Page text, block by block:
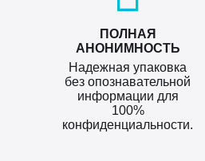
ПОЛНАЯ
АНОНИМНОСТЬ
Надежная упаковка
без опознавательной
информации для
100%
конфиденциальности.